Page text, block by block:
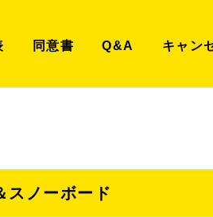
同意書 Q&A キャン
スノーボード